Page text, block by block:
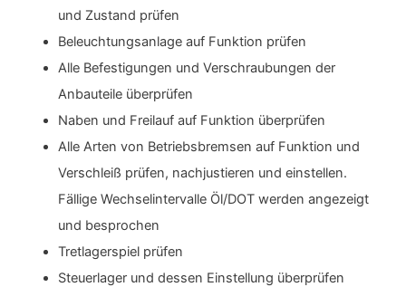
und Zustand prüfen
Beleuchtungsanlage auf Funktion prüfen
Alle Befestigungen und Verschraubungen der
Anbauteile überprüfen
Naben und Freilauf auf Funktion überprüfen
Alle Arten von Betriebsbremsen auf Funktion und
Verschleiß prüfen, nachjustieren und einstellen.
Fällige Wechselintervalle Öl/DOT werden angezeigt
und besprochen
Tretlagerspiel prüfen
Steuerlager und dessen Einstellung überprüfen